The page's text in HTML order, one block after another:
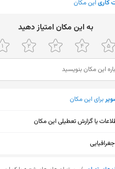
کاری این مکان
ﺑﻪ اﯾﻦ ﻣﮑﺎن اﻣﺘﯿﺎز دﻫﯿﺪ
برای این مکان
یا گزارش تعطیلی این مکان